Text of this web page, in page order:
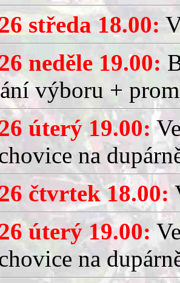
středa 18.00:
neděle 19.00:
výboru +
úterý 19.00:
na
čtvrtek 18.00:
úterý 19.00:
na